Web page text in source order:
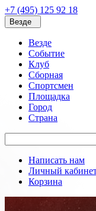
+7 (495) 125 92 18
Везде
Везде
Событие
Клуб
Сборная
Спортсмен
Площадка
Город
Страна
Написать нам
Личный
Корзина